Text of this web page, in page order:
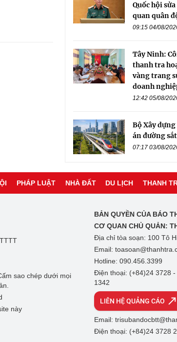
Quốc hội
quan quân
09:15 04/08/
Tây Ninh:
thanh tra
vàng trang
doanh
12:42 05/08/
Bộ Xây
án đường
07:17 03/08/
PHÁP LUẬT NHÀ ĐẤT DU LỊCH THANH
sao chép dưới mọi
này
BẢN QUYỀN CỦA BÁO
CƠ QUAN CHỦ QUẢN:
Địa chỉ tòa soạn: 100 Tô
Email:
Hotline: 090.456.3399
Điện thoại: (+84)24 3728
1342
LIÊN HỆ QUẢNG CÁO
Email:
Điện thoại: (+84)24 3728